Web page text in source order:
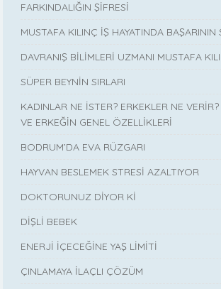
FARKINDALIĞIN ŞİFRESİ
MUSTAFA KILINÇ İŞ HAYATINDA BAŞARININ
DAVRANIŞ BİLİMLERİ UZMANI MUSTAFA
SÜPER BEYNİN SIRLARI
KADINLAR NE İSTER? ERKEKLER NE
VE ERKEĞİN GENEL ÖZELLİKLERİ
BODRUM’DA EVA RÜZGARI
HAYVAN BESLEMEK STRESİ AZALTIYOR
DOKTORUNUZ DİYOR Kİ
DİŞLİ BEBEK
ENERJİ İÇECEĞİNE YAŞ LİMİTİ
ÇINLAMAYA İLAÇLI ÇÖZÜM